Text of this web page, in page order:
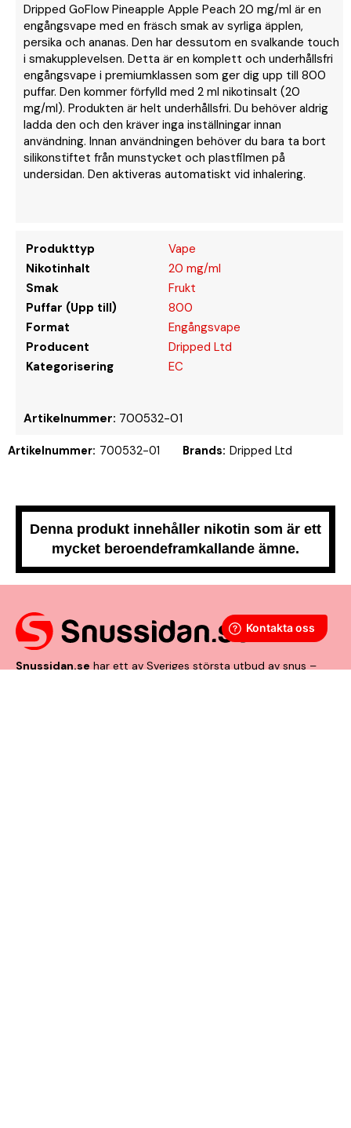
Dripped GoFlow Pineapple Apple Peach 20 mg/ml är en
engångsvape med en fräsch smak av syrliga äpplen,
persika och ananas. Den har dessutom en svalkande touch
i smakupplevelsen. Detta är en komplett och underhållsfri
engångsvape i premiumklassen som ger dig upp till 800
puffar. Den kommer förfylld med 2 ml nikotinsalt (20
mg/ml). Produkten är helt underhållsfri. Du behöver aldrig
ladda den och den kräver inga inställningar innan
användning. Innan användningen behöver du bara ta bort
silikonstiftet från munstycket och plastfilmen på
undersidan. Den aktiveras automatiskt vid inhalering.
Produkttyp
Vape
Nikotinhalt
20 mg/ml
Smak
Frukt
Puffar (Upp till)
800
Format
Engångsvape
Producent
Dripped Ltd
Kategorisering
EC
Artikelnummer: 700532-01
Artikelnummer: 700532-01 Brands: Dripped Ltd
Denna produkt innehåller nikotin som är ett
mycket beroendeframkallande ämne.
Snussidan.se har ett av Sveriges största utbud av snus –